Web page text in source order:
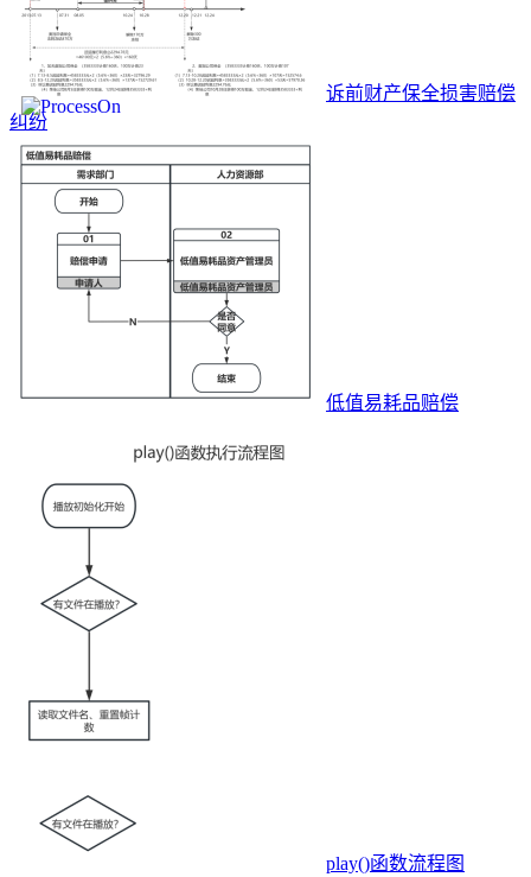
诉前财产保全损害赔偿
纠纷
低值易耗品赔偿
play()函数流程图